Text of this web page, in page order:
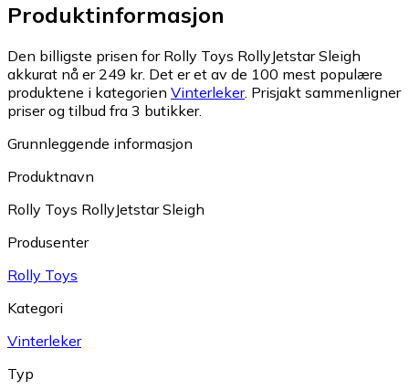
Produktinformasjon
Den billigste prisen for Rolly Toys RollyJetstar Sleigh
akkurat nå er 249 kr. Det er et av de 100 mest populære
produktene i kategorien Vinterleker. Prisjakt sammenligner
priser og tilbud fra 3 butikker.
Grunnleggende informasjon
Produktnavn
Rolly Toys RollyJetstar Sleigh
Produsenter
Rolly Toys
Kategori
Vinterleker
Typ